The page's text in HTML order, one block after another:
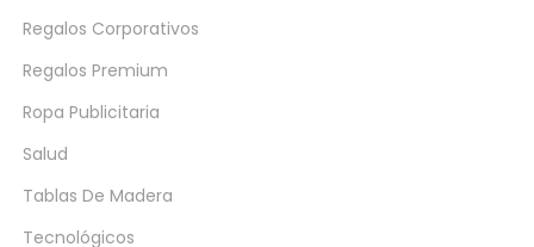
Regalos Corporativos
Regalos Premium
Ropa Publicitaria
Salud
Tablas De Madera
Tecnológicos